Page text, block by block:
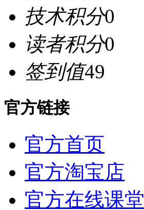
技术积分0
读者积分0
签到值49
官方链接
官方首页
官方淘宝店
官方在线课堂